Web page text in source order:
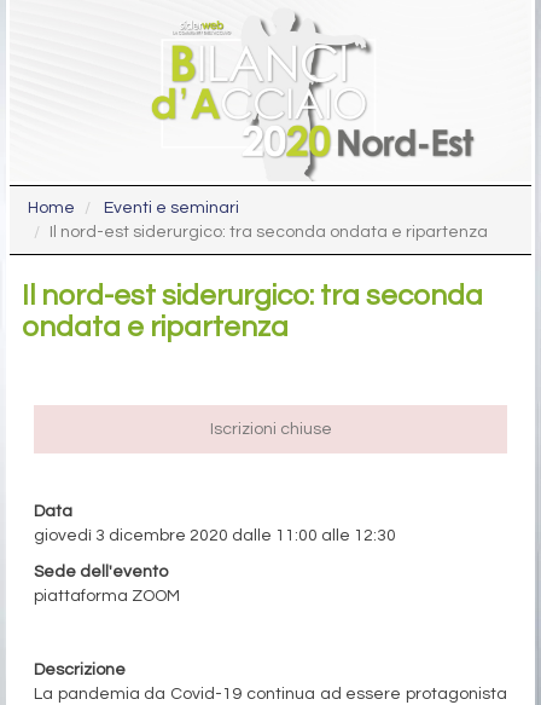
Home
Eventi e seminari
Il nord-est siderurgico: tra seconda ondata e ripartenza
Il nord-est siderurgico: tra seconda
ondata e ripartenza
Iscrizioni chiuse
Data
giovedì 3 dicembre 2020 dalle 11:00 alle 12:30
Sede dell'evento
piattaforma ZOOM
Descrizione
La pandemia da Covid-19 continua ad essere protagonista